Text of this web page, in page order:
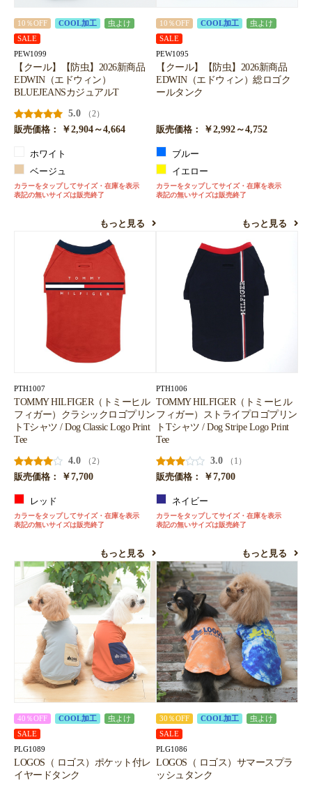
10％OFF COOL加工
虫よけ
SALE
PEW1099
【クール】【防虫】2026新商品
EDWIN（エドウィン）
BLUEJEANSカジュアルT
5.0
（2）
販売価格：
￥2,904～4,664
ホワイト
ベージュ
カラーをタップしてサイズ・在庫を表示
表記の無いサイズは販売終了
もっと見る
10％OFF COOL加工
虫よけ
SALE
PEW1095
【クール】【防虫】2026新商品
EDWIN（エドウィン）総ロゴク
ールタンク
販売価格： ￥2,992～4,752
ブルー
イエロー
カラーをタップしてサイズ・在庫を表示
表記の無いサイズは販売終了
もっと見る
PTH1007
TOMMY HILFIGER（トミーヒル
フィガー）クラシックロゴプリン
トTシャツ / Dog Classic Logo Print
Tee
4.0
（2）
販売価格：
￥7,700
レッド
カラーをタップしてサイズ・在庫を表示
表記の無いサイズは販売終了
もっと見る
PTH1006
TOMMY HILFIGER（トミーヒル
フィガー）ストライプロゴプリン
トTシャツ / Dog Stripe Logo Print
Tee
3.0
（1）
販売価格：
￥7,700
ネイビー
カラーをタップしてサイズ・在庫を表示
表記の無いサイズは販売終了
もっと見る
40％OFF COOL加工
虫よけ
SALE
PLG1089
LOGOS（ ロゴス）ポケット付レ
イヤードタンク
30％OFF COOL加工
虫よけ
SALE
PLG1086
LOGOS（ ロゴス）サマースプラ
ッシュタンク